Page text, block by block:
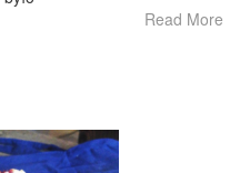
Read More